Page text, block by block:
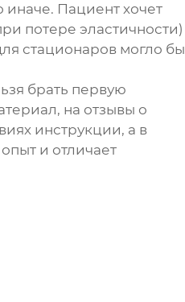
иначе. Пациент хочет
потере эластичности)
стационаров могло бы
брать первую
на отзывы о
инструкции, а в
и отличает